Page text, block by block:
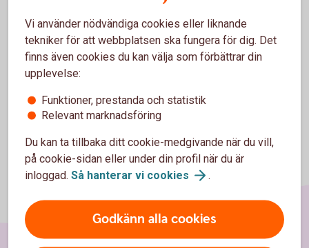
Vi använder nödvändiga cookies eller liknande
tekniker för att webbplatsen ska fungera för dig. Det
finns även cookies du kan välja som förbättrar din
upplevelse:
Funktioner, prestanda och statistik
Relevant marknadsföring
Du kan ta tillbaka ditt cookie-medgivande när du vill,
på cookie-sidan eller under din profil när du är
inloggad. Så hanterar vi cookies .
Godkänn alla cookies